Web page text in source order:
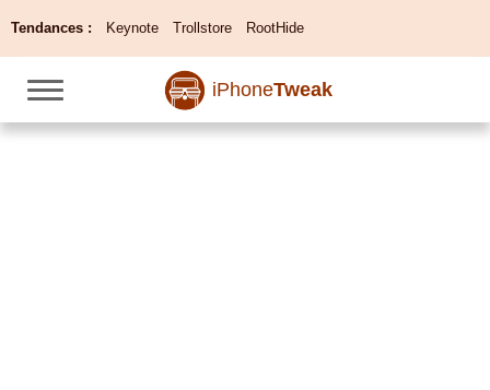
Tendances : Keynote Trollstore RootHide
iPhoneTweak